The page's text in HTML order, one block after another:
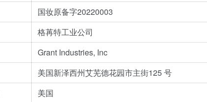
国妆原备字20220003
格苒特工业公司
Grant Industries, Inc
美国新泽西州艾芜德花园市主街125 号
美国